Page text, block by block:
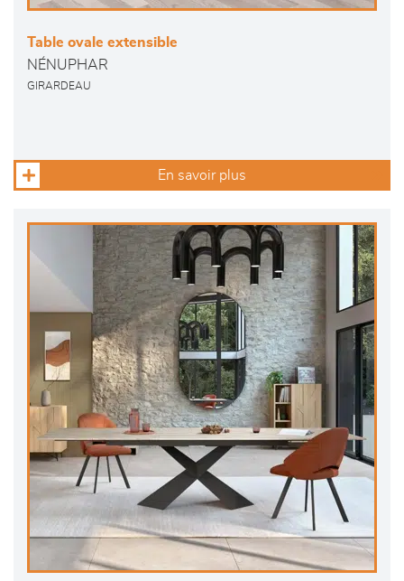
Table ovale extensible
NÉNUPHAR
GIRARDEAU
En savoir plus